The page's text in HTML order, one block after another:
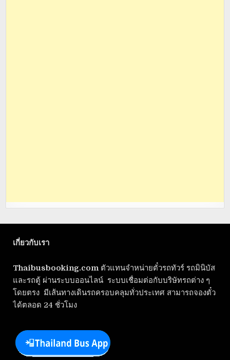
เกี่ยวกับเรา
Thaibusbooking.com ตัวแทนจำหน่ายตั๋วรถทัวร์ รถมินิบัส
และรถตู้ ผ่านระบบออนไลน์ ระบบเชื่อมต่อกับบริษัทรถต่าง ๆ
โดยตรง มีเส้นทางเดินรถครอบคลุมทั่วประเทศ สามารถจองตั๋ว
ได้ตลอด 24 ชั่วโมง